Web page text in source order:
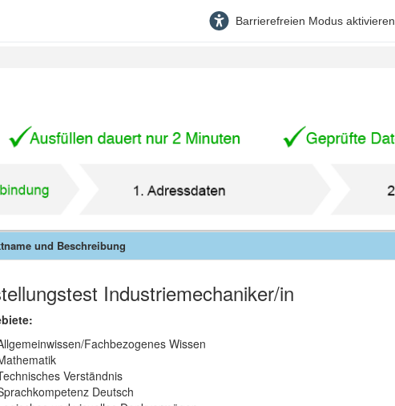
Barrierefreien Modus aktivieren
und Beschreibung
Industriemechaniker/in
Fachbezogenes Wissen
Verständnis
Deutsch